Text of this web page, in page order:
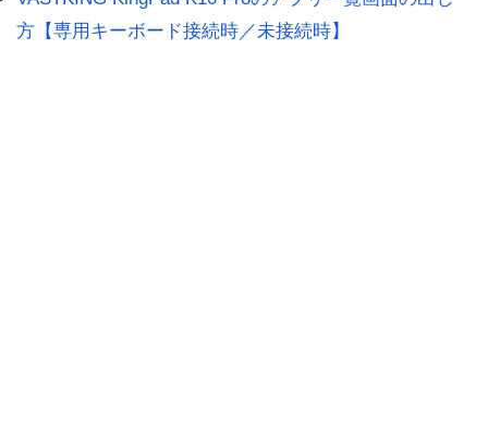
方【専用キーボード接続時／未接続時】